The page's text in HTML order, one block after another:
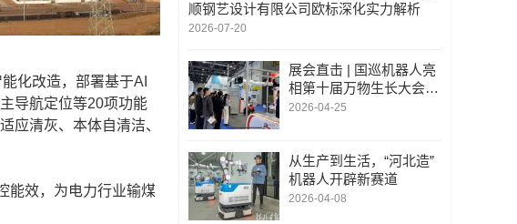
化改造，部署基于AI
导航定位等20项功能
应清灰、本体自清洁、
效，为电力行业输煤
顺钢艺设计有限公司欧标深化实力解析
2026-07-20
展会直击 | 国巡机器人亮
相第十届万物生长大会，
七款机器人集结登场
2026-04-25
从生产到生活，“河北造”
机器人开辟新赛道
2026-04-08